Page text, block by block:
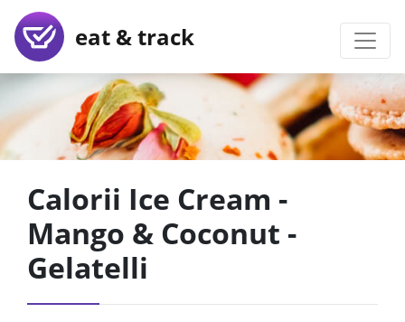
eat & track
Calorii Ice Cream -
Mango & Coconut -
Gelatelli